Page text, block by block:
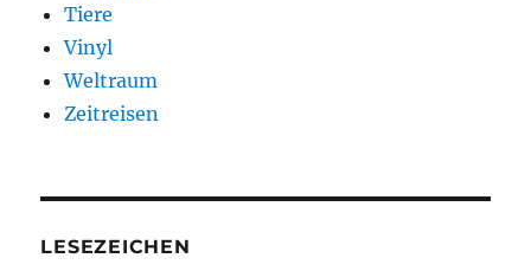
Tiere
Vinyl
Weltraum
Zeitreisen
LESEZEICHEN